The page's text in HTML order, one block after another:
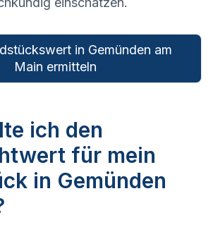
in Gemünden am
Main ermitteln
ich den
für mein
in Gemünden